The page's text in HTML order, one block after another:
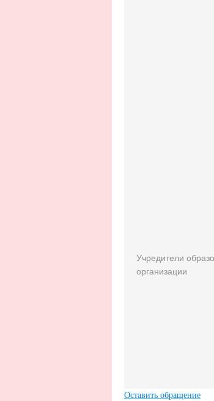
Учредители
организации
Оставить обращение